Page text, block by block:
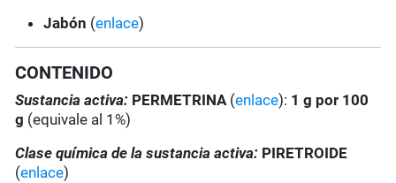
Jabón (enlace)
CONTENIDO
Sustancia activa: PERMETRINA (enlace): 1 g por 100
g (equivale al 1%)
Clase química de la sustancia activa: PIRETROIDE
(enlace)